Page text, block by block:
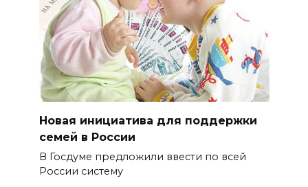
Новая инициатива для поддержки
семей в России
В Госдуме предложили ввести по всей
России систему